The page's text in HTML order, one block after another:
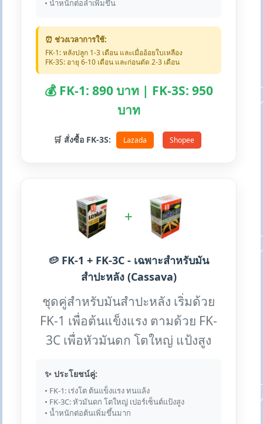
• น้ำหนักต่อลำเพิ่มขึ้น
⏰ ช่วงเวลาการใช้:
FK-1: หลังปลูก 1-3 เดือน และเมื่ออ้อยใบเหลือง
FK-3S: อายุ 6-10 เดือน และก่อนตัด 2-3 เดือน
💰 FK-1: 890 บาท | FK-3S: 950
บาท
🛒 สั่งซื้อ FK-3S: Lazada Shopee
+
🥔 FK-1 + FK-3C - เฉพาะสำหรับมัน
สำปะหลัง (Cassava)
ชุดคู่สำหรับมันสำปะหลัง เริ่มด้วย
FK-1 เพื่อต้นแข็งแรง ตามด้วย FK-
3C เพื่อหัวมันดก โตใหญ่ แป้งสูง
✨ ประโยชน์คู่:
• FK-1: เร่งโต ต้นแข็งแรง ทนแล้ง
• FK-3C: หัวมันดก โตใหญ่ เปอร์เซ็นต์แป้งสูง
• น้ำหนักต่อต้นเพิ่มขึ้นมาก